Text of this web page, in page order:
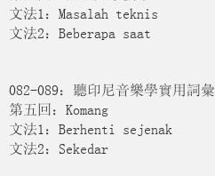
文法1：Masalah teknis
文法2：Beberapa saat
082-089：聽印尼音樂學實用詞彙
第五回：Komang
文法1：Berhenti sejenak
文法2：Sekedar